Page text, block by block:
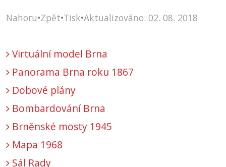
Nahoru•Zpět•Tisk•Aktualizováno: 02. 08. 2018
Virtuální model Brna
Panorama Brna roku 1867
Dobové plány
Bombardování Brna
Brněnské mosty 1945
Mapa 1968
Sál Rady